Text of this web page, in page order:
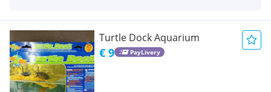
Turtle Dock Aquarium
€ 9 PayLivery